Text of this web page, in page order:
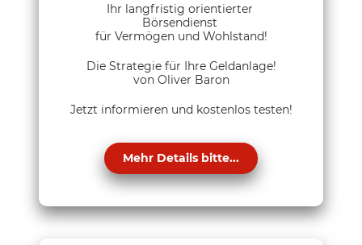
Ihr langfristig orientierter
Börsendienst
für Vermögen und Wohlstand!
Die Strategie für Ihre Geldanlage!
von Oliver Baron
Jetzt informieren und kostenlos testen!
Mehr Details bitte...